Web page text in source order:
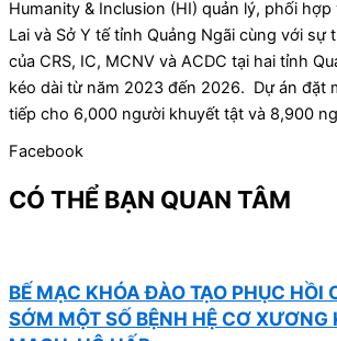
Humanity & Inclusion (HI) quản lý, phối hợp
Lai và Sở Y tế tỉnh Quảng Ngãi cùng với sự
của CRS, IC, MCNV và ACDC tại hai tỉnh
kéo dài từ năm 2023 đến 2026. Dự án đặt
tiếp cho 6,000 người khuyết tật và 8,900
Facebook
CÓ THỂ BẠN QUAN TÂM
BẾ MẠC KHÓA ĐÀO TẠO PHỤC HỒI
SỚM MỘT SỐ BỆNH HỆ CƠ XƯƠNG